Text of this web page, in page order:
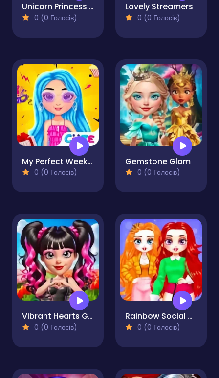
Unicorn Princess Dress Up
0 (0 Голосів)
Lovely Streamers
0 (0 Голосів)
My Perfect Weekend Outfits
0 (0 Голосів)
Gemstone Glam
0 (0 Голосів)
Vibrant Hearts Glamour vs Punk
0 (0 Голосів)
Rainbow Social Media Influencers
0 (0 Голосів)